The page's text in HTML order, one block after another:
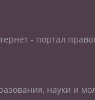
- портал
науки и